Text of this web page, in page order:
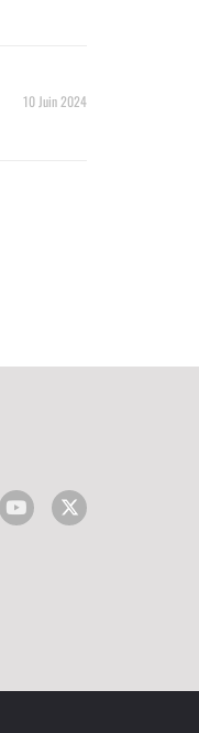
10 Juin 2024